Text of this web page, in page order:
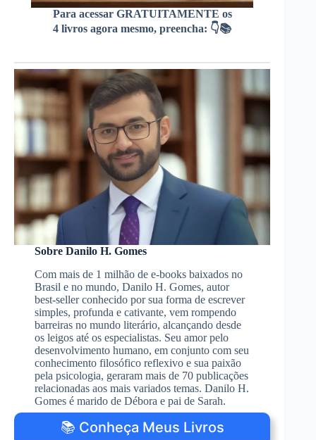
Para acessar GRATUITAMENTE os
4 livros agora mesmo, preencha: 👇📚
Sobre Danilo H. Gomes
Com mais de 1 milhão de e-books baixados no
Brasil e no mundo, Danilo H. Gomes, autor
best-seller conhecido por sua forma de escrever
simples, profunda e cativante, vem rompendo
barreiras no mundo literário, alcançando desde
os leigos até os especialistas. Seu amor pelo
desenvolvimento humano, em conjunto com seu
conhecimento filosófico reflexivo e sua paixão
pela psicologia, geraram mais de 70 publicações
relacionadas aos mais variados temas. Danilo H.
Gomes é marido de Débora e pai de Sarah.
📚 Conheça Meus Livros